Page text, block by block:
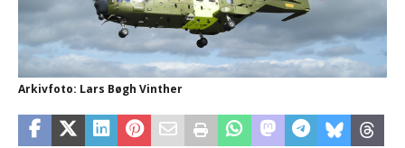
Arkivfoto: Lars Bøgh Vinther